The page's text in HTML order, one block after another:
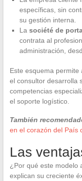
específicas, sin
su gestión interna.
La société de
contrata al
administración,
Este esquema
el consultor desarrolla
competencias
el soporte logístico.
También
en el corazón del País
Las
¿Por qué este modelo
explican su creciente